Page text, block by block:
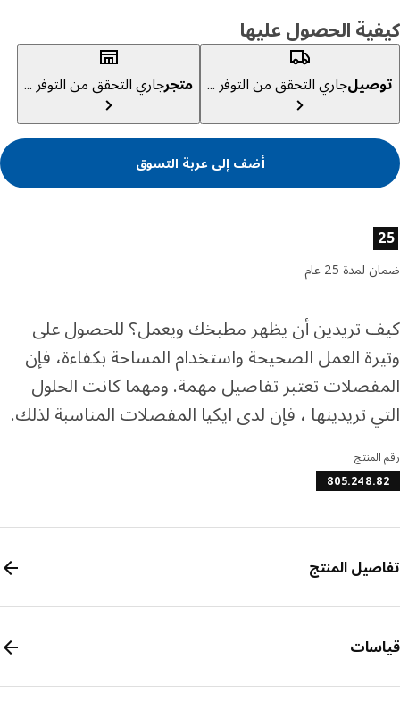
الحصول عليها
جاري التحقق من التوفر ... متجرجاري التحقق من التوفر ...
أضف إلى عربة التسوق
المنتج
25 عام
تريدين أن يظهر مطبخك ويعمل؟ للحصول على
العمل الصحيحة واستخدام المساحة بكفاءة، فإن
تعتبر تفاصيل مهمة. ومهما كانت الحلول
تريدينها ، فإن لدى ايكيا المفصلات المناسبة لذلك.
المنتج